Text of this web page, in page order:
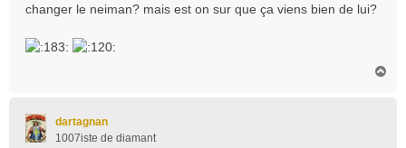
changer le neiman? mais est on sur que ça viens bien de lui?
dartagnan
1007iste de diamant